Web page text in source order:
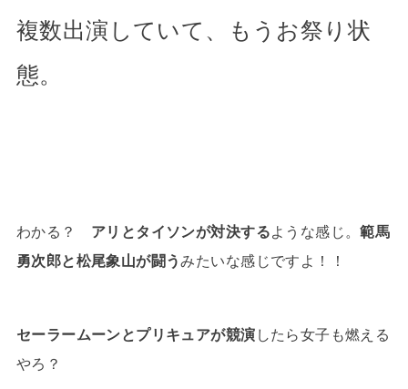
複数出演していて、もうお祭り状
態。
わかる？ アリとタイソンが対決する ような感じ。範馬
勇次郎と松尾象山が闘う みたいな感じですよ！！
セーラームーンとプリキュアが競演 したら女子も燃える
やろ？